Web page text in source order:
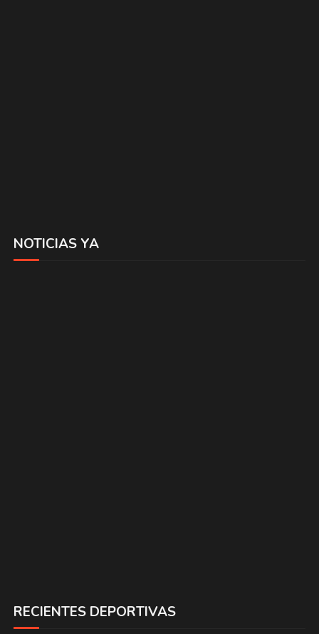
NOTICIAS YA
RECIENTES DEPORTIVAS